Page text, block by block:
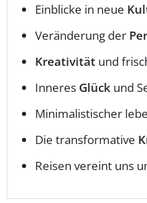
Einblicke in neue
Veränderung der
Kreativität und
Inneres Glück und
Minimalistischer
Die transformative
Reisen vereint uns